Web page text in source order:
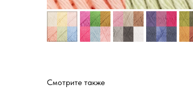
Смотрите также